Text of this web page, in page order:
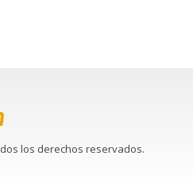
los derechos reservados.